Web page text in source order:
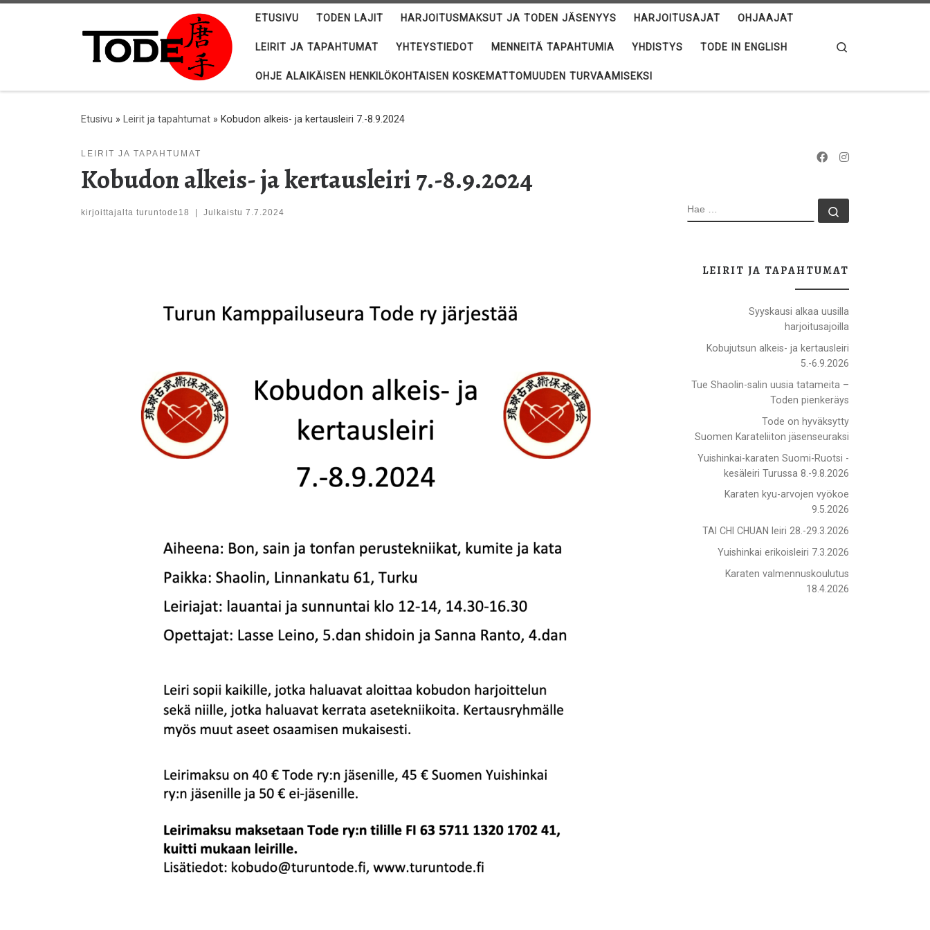
ETUSIVU TODEN LAJIT HARJOITUSMAKSUT JA TODEN JÄSENYYS HARJOITUSAJAT OHJAAJAT
LEIRIT JA TAPAHTUMAT YHTEYSTIEDOT MENNEITÄ TAPAHTUMIA YHDISTYS TODE IN ENGLISH
OHJE ALAIKÄISEN HENKILÖKOHTAISEN KOSKEMATTOMUUDEN TURVAAMISEKSI
Etusivu » Leirit ja tapahtumat » Kobudon alkeis- ja kertausleiri 7.-8.9.2024
LEIRIT JA TAPAHTUMAT
Kobudon alkeis- ja kertausleiri 7.-8.9.2024
kirjoittajalta turuntode18 Julkaistu 7.7.2024
HAE
LEIRIT JA TAPAHTUMAT
Syyskausi alkaa uusilla
harjoitusajoilla
Kobujutsun alkeis- ja kertausleiri
5.-6.9.2026
Tue Shaolin-salin uusia tatameita –
Toden pienkeräys
Tode on hyväksytty
Suomen Karateliiton jäsenseuraksi
Yuishinkai-karaten Suomi-Ruotsi -
kesäleiri Turussa 8.-9.8.2026
Karaten kyu-arvojen vyökoe
9.5.2026
TAI CHI CHUAN leiri 28.-29.3.2026
Yuishinkai erikoisleiri 7.3.2026
Karaten valmennuskoulutus
18.4.2026